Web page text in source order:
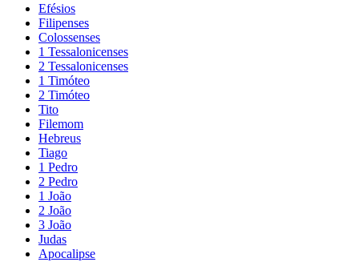
Efésios
Filipenses
Colossenses
1 Tessalonicenses
2 Tessalonicenses
1 Timóteo
2 Timóteo
Tito
Filemom
Hebreus
Tiago
1 Pedro
2 Pedro
1 João
2 João
3 João
Judas
Apocalipse